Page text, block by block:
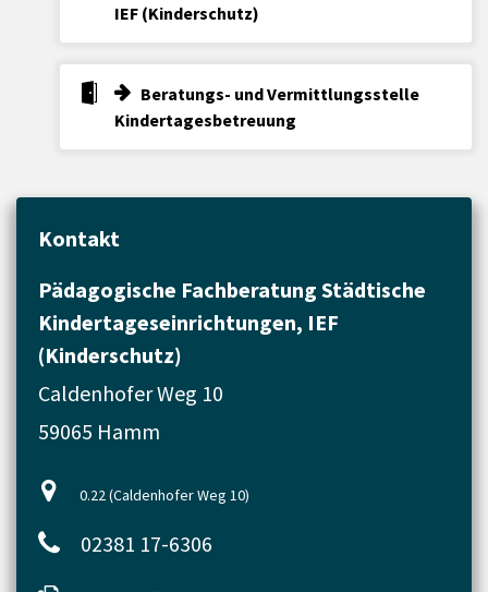
IEF (Kinderschutz)
Beratungs- und Vermittlungsstelle
Kindertagesbetreuung
Kontakt
Pädagogische Fachberatung Städtische
Kindertageseinrichtungen, IEF
(Kinderschutz)
Caldenhofer Weg 10
59065 Hamm
0.22 (Caldenhofer Weg 10)
02381 17-6306